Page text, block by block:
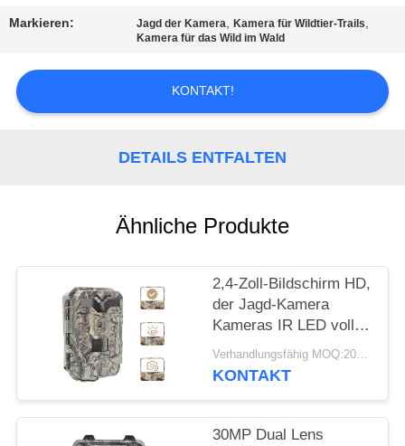
NEUIGKEITEN
BITTE
UM
ANGEBOT
DATENSCHUTZRICHTLINIE
Markieren: Jagd der Kamera,Kamera für Wildtier-Trails,
Kamera für das Wild im Wald
KONTAKT!
DETAILS ENTFALTEN
Ähnliche Produkte
2,4-Zoll-Bildschirm HD,
der Jagd-Kamera
Kameras IR LED volle
HD 1080P Hinterjagt Verhandlungsfähig MOQ:20pcs
KONTAKT
30MP Dual Lens